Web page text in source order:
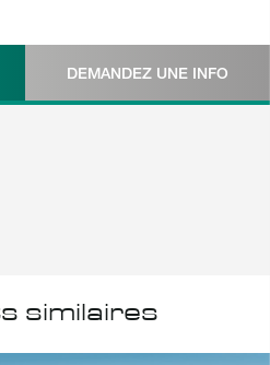
DEMANDEZ UNE INFO
similaires